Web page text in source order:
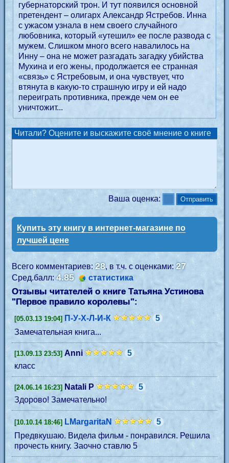
губернаторский трон. И тут появился основной
претендент – олигарх Александр Ястребов. Инна
с ужасом узнала в нем своего случайного
любовника, который «утешил» ее после развода с
мужем. Слишком много всего навалилось на
Инну – она не может разгадать загадку убийства
Мухина и его жены, продолжается ее странная
«связь» с Ястребовым, и она чувствует, что
втянута в какую-то страшную игру и ей надо
переиграть противника, прежде чем он ее
уничтожит...
Читали? Оцените и выскажите своё мнение о книге
Ваша оценка:
Купить эту книгу в интернет-магазине по
лучшей цене
Всего комментариев:28, в т.ч. с оценками:27
Сред.балл:4.85 статистика
Отзывы читателей о книге Татьяна Устинова
"Первое правило королевы":
[05.03.13 19:04] П-У-Х-Л-И-К
5
Замечательная книга...
[13.09.13 23:53] Anni
5
класс
[24.06.14 16:23] Natali P
5
Здорово! Замечательно!
[10.10.14 18:46] LMargaritaN
5
Предвкушаю. Видела фильм - понравился. Решила
прочесть книгу. Заочно ставлю 5